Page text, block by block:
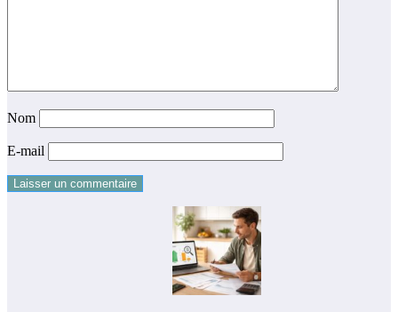
Nom
E-mail